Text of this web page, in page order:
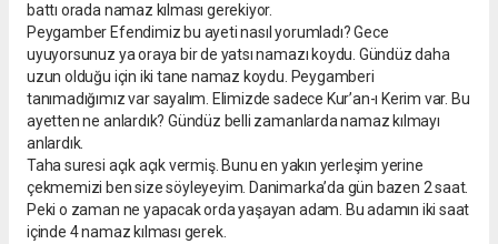
battı orada namaz kılması gerekiyor.
Peygamber Efendimiz bu ayeti nasıl yorumladı? Gece
uyuyorsunuz ya oraya bir de yatsı namazı koydu. Gündüz daha
uzun olduğu için iki tane namaz koydu. Peygamberi
tanımadığımız var sayalım. Elimizde sadece Kur’an-ı Kerim var. Bu
ayetten ne anlardık? Gündüz belli zamanlarda namaz kılmayı
anlardık.
Taha suresi açık açık vermiş. Bunu en yakın yerleşim yerine
çekmemizi ben size söyleyeyim. Danimarka’da gün bazen 2 saat.
Peki o zaman ne yapacak orda yaşayan adam. Bu adamın iki saat
içinde 4 namaz kılması gerek.